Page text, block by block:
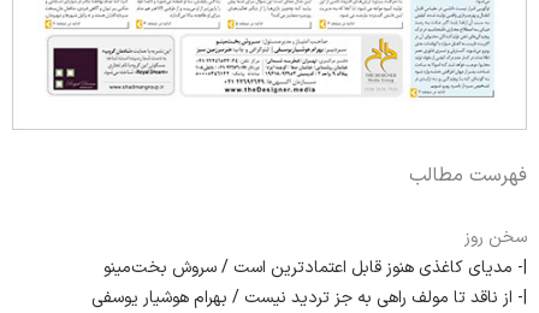
فهرست مطالب
سخن روز
|- مدیای کاغذی هنوز قابل اعتمادترین است / سروش بخت‌مینو
|- از ناقد تا مولف راهی به جز تردید نیست / بهرام هوشیار یوسفی